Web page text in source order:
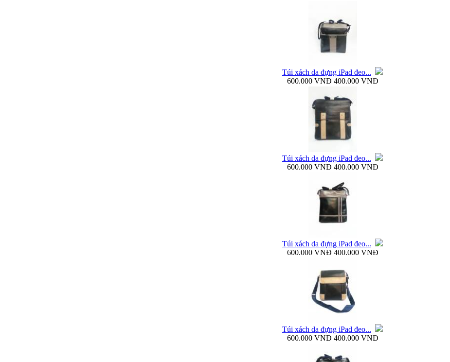
Bao da Galaxy Note 3 N900 mở ngang Zenus...
Nắp lưng Samsung Galaxy Note 3 N9000 Baseus...
Bao da Samsung Galaxy Note 3 N9000 Baseus Folio
Bao da Samsung Galaxy Note 3 N9000 mở ngang...
Túi xách da đựng iPad đeo...
600.000 VNĐ 400.000 VNĐ
Túi xách da đựng iPad đeo...
600.000 VNĐ 400.000 VNĐ
Túi xách da đựng iPad đeo...
600.000 VNĐ 400.000 VNĐ
Túi xách da đựng iPad đeo...
600.000 VNĐ 400.000 VNĐ